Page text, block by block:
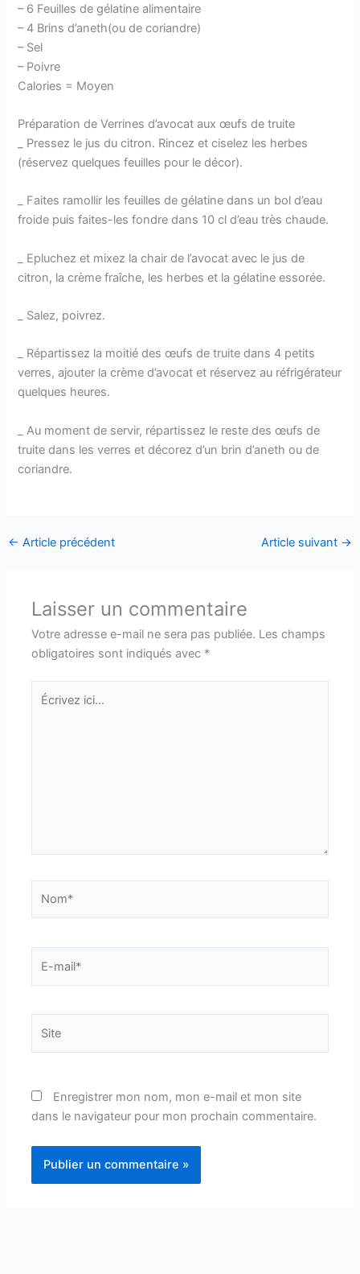
– 6 Feuilles de gélatine alimentaire
– 4 Brins d’aneth(ou de coriandre)
– Sel
– Poivre
Calories = Moyen
Préparation de Verrines d’avocat aux œufs de truite
_ Pressez le jus du citron. Rincez et ciselez les herbes
(réservez quelques feuilles pour le décor).
_ Faites ramollir les feuilles de gélatine dans un bol d’eau
froide puis faites-les fondre dans 10 cl d’eau très chaude.
_ Epluchez et mixez la chair de l’avocat avec le jus de
citron, la crème fraîche, les herbes et la gélatine essorée.
_ Salez, poivrez.
_ Répartissez la moitié des œufs de truite dans 4 petits
verres, ajouter la crème d’avocat et réservez au réfrigérateur
quelques heures.
_ Au moment de servir, répartissez le reste des œufs de
truite dans les verres et décorez d’un brin d’aneth ou de
coriandre.
← Article précédent Article suivant →
Laisser un commentaire
Votre adresse e-mail ne sera pas publiée. Les champs
obligatoires sont indiqués avec *
Écrivez
ici…
mail*
Enregistrer mon nom, mon e-mail et mon site
dans le navigateur pour mon prochain commentaire.